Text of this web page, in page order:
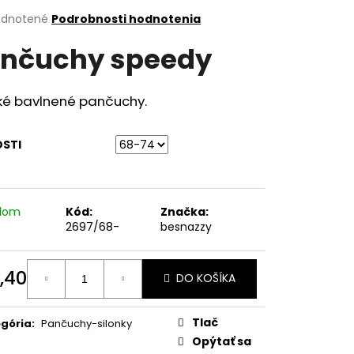
Podrobnosti hodnotenia
speedy
bavlnené pančuchy.
Kód:
2697/68-
Značka:
besnazzy
DO KOŠÍKA
: Pančuchy-silonky
Tlač
Opýtať sa